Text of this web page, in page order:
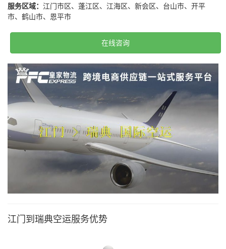
服务区域： 江门市区、蓬江区、江海区、新会区、台山市、开平
市、鹤山市、恩平市
在线咨询
江门到瑞典空运服务优势